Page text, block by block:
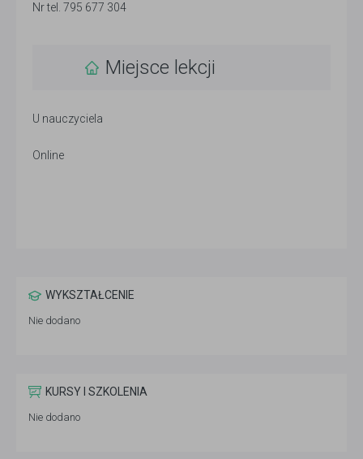
Nr tel. 795 677 304
Miejsce lekcji
U nauczyciela
Online
WYKSZTAŁCENIE
Nie dodano
KURSY I SZKOLENIA
Nie dodano